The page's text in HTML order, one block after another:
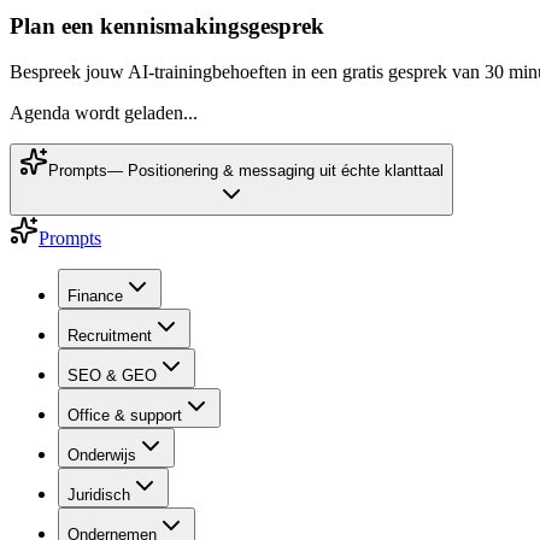
Plan een kennismakingsgesprek
Bespreek jouw AI-trainingbehoeften in een gratis gesprek van 30
Agenda wordt geladen...
Prompts— Positionering & messaging uit échte klanttaal
Prompts
Finance
Recruitment
SEO & GEO
Office & support
Onderwijs
Juridisch
Ondernemen